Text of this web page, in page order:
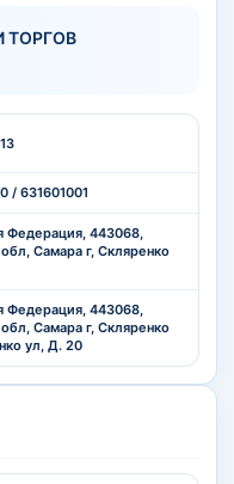
ТОРГОВ
/ 631601001
Федерация, 443068,
Самара г, Скляренко
Федерация, 443068,
Самара г, Скляренко
ул, Д. 20